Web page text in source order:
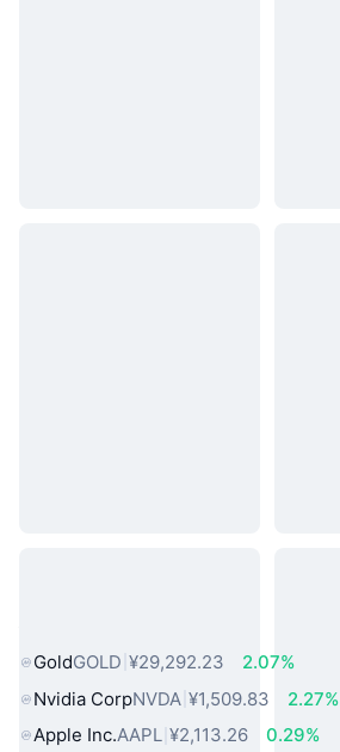
GoldGOLD ¥29,292.23
2.07%
Nvidia CorpNVDA ¥1,509.83
2.27%
Apple Inc.AAPL ¥2,113.26 0.29%